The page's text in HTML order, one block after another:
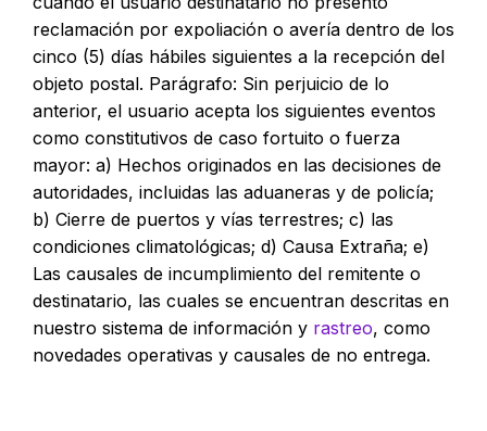
reclamación por expoliación o avería dentro de los
cinco (5) días hábiles siguientes a la recepción del
objeto postal. Parágrafo: Sin perjuicio de lo
anterior, el usuario acepta los siguientes eventos
como constitutivos de caso fortuito o fuerza
mayor: a) Hechos originados en las decisiones de
autoridades, incluidas las aduaneras y de policía;
b) Cierre de puertos y vías terrestres; c) las
condiciones climatológicas; d) Causa Extraña; e)
Las causales de incumplimiento del remitente o
destinatario, las cuales se encuentran descritas en
nuestro sistema de información y rastreo, como
novedades operativas y causales de no entrega.